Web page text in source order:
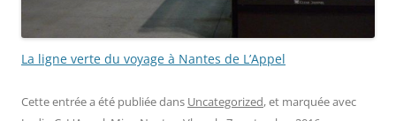
La ligne verte du voyage à Nantes de L’Appel
Cette entrée a été publiée dans Uncategorized, et marquée avec